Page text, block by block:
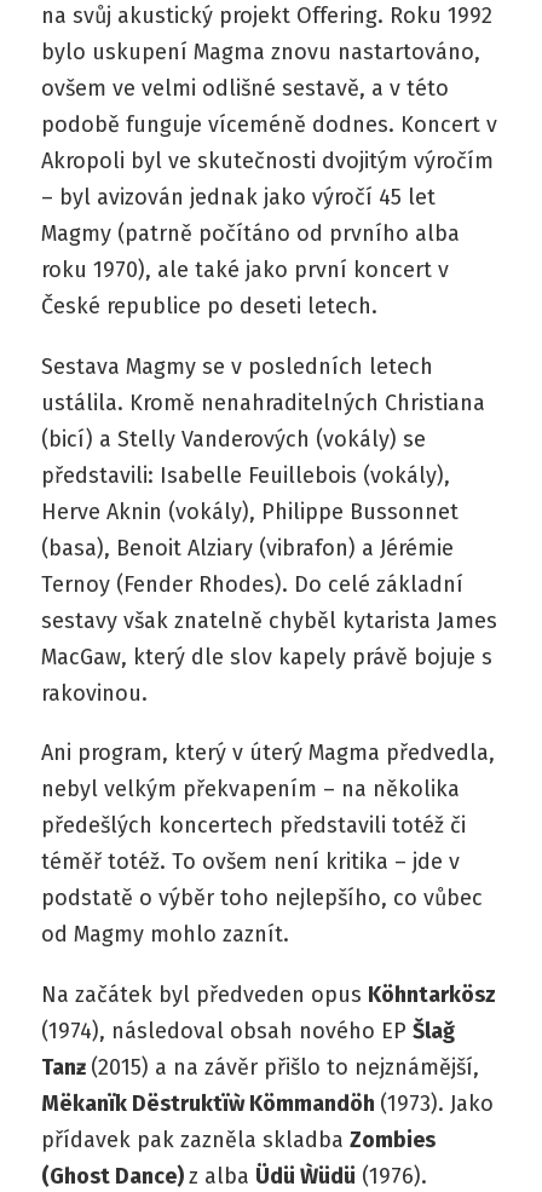
na svůj akustický projekt Offering. Roku 1992
bylo uskupení Magma znovu nastartováno,
ovšem ve velmi odlišné sestavě, a v této
podobě funguje víceméně dodnes. Koncert v
Akropoli byl ve skutečnosti dvojitým výročím
– byl avizován jednak jako výročí 45 let
Magmy (patrně počítáno od prvního alba
roku 1970), ale také jako první koncert v
České republice po deseti letech.
Sestava Magmy se v posledních letech
ustálila. Kromě nenahraditelných Christiana
(bicí) a Stelly Vanderových (vokály) se
představili: Isabelle Feuillebois (vokály),
Herve Aknin (vokály), Philippe Bussonnet
(basa), Benoit Alziary (vibrafon) a Jérémie
Ternoy (Fender Rhodes). Do celé základní
sestavy však znatelně chyběl kytarista James
MacGaw, který dle slov kapely právě bojuje s
rakovinou.
Ani program, který v úterý Magma předvedla,
nebyl velkým překvapením – na několika
předešlých koncertech představili totéž či
téměř totéž. To ovšem není kritika – jde v
podstatě o výběr toho nejlepšího, co vůbec
od Magmy mohlo zaznít.
Na začátek byl předveden opus Köhntarkösz
(1974), následoval obsah nového EP Šlaǧ
Tanƶ (2015) a na závěr přišlo to nejznámější,
Mëkanïk Dëstruktïẁ Kömmandöh (1973). Jako
přídavek pak zazněla skladba Zombies
(Ghost Dance)z alba Üdü Ẁüdü (1976).